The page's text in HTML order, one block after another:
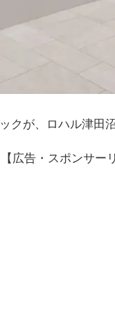
クが、ロハル津田
【広告・スポンサー